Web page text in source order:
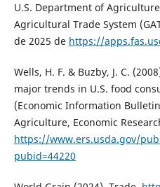
U.S. Department of
Agricultural Trade System
de 2025 de https://
Wells, H. F. & Buzby, J. C.
major trends in U.S. food
(Economic Information
Agriculture, Economic
https://www.ers.usda.gov/
pubid=44220